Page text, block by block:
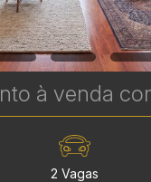
2 Vagas